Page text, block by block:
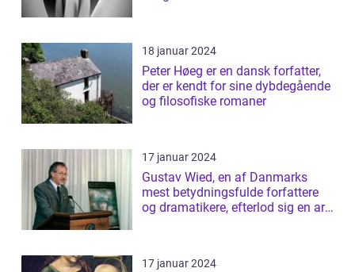
18 januar 2024
Peter Høeg er en dansk forfatter,
der er kendt for sine dybdegående
og filosofiske romaner
17 januar 2024
Gustav Wied, en af Danmarks
mest betydningsfulde forfattere
og dramatikere, efterlod sig en arv
17 januar 2024